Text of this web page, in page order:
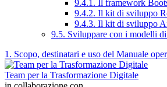
9.4.1. Il framework
9.4.2. Il kit di sviluppo
9.4.3. Il kit di sviluppo
9.5. Sviluppare con i modelli
1. Scopo, destinatari e uso del Manuale
Team per la Trasformazione Digitale